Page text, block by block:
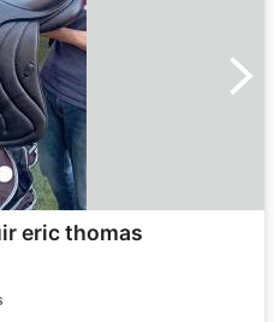
eric thomas